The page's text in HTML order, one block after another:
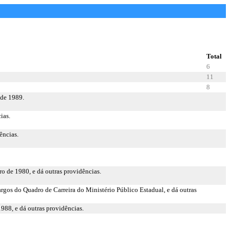
Total
6
11
8
1989.
de 1980, e dá outras providências.
do Quadro de Carreira do Ministério Público Estadual, e dá outras
e dá outras providências.